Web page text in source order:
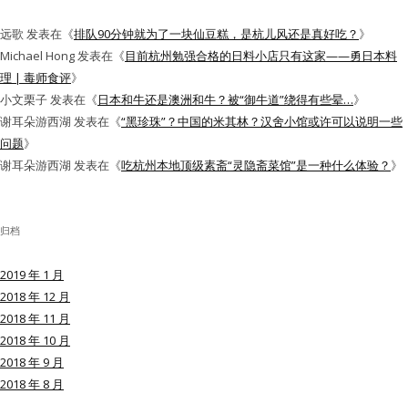
用户名或Email
私家厨房
远歌 发表在《排队90分钟就为了一块仙豆糕，是杭儿风还是真好吃？ 》
Michael Hong发表在《目前杭州勉强合格的日料小店只有这家——勇日本料
理 | 毒师食评》
小文栗子发表在《日本和牛还是澳洲和牛？被“御牛道”绕得有些晕…》
谢耳朵游西湖 发表在《“黑珍珠”？中国的米其林？汉舍小馆或许可以说明一些
问题》
谢耳朵游西湖 发表在《吃杭州本地顶级素斋“灵隐斋菜馆”是一种什么体验？ 》
归档
2019 年 1 月
2018 年 12 月
2018 年 11 月
2018 年 10 月
2018 年 9 月
2018 年 8 月